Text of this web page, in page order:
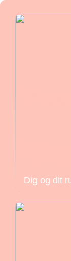
Dig og dit